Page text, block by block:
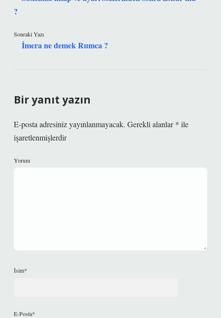
?
Sonraki Yazı
İmera ne demek Rumca ?
Bir yanıt yazın
E-posta adresiniz yayınlanmayacak. Gerekli alanlar* ile
işaretlenmişlerdir
Yorum
İsim*
E-Posta*